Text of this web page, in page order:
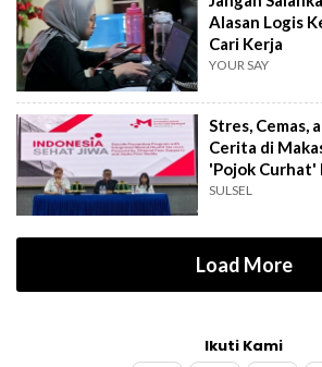
Alasan Logis
Cari Kerja
YOUR SAY
Stres, Cemas,
Cerita di
'Pojok Curhat'
SULSEL
Load More
Ikuti Kami